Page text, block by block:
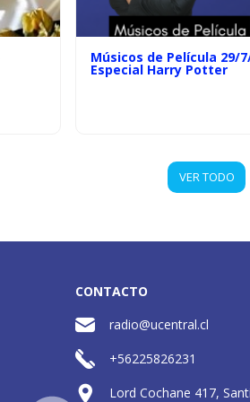
Músicos de Película 29/
Especial Harry Potter
VER TODO
CONTACTO
radio@ucentral.cl
+56225826231
Lord Cochane 417,